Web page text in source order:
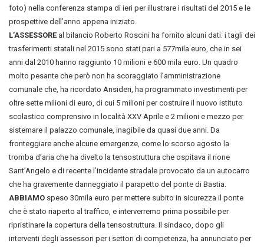
foto) nella conferenza stampa di ieri per illustrare i risultati del 2015 e le
prospettive dell’anno appena iniziato.
L’ASSESSOREal bilancio Roberto Roscini ha fornito alcuni dati: i tagli dei
trasferimenti statali nel 2015 sono stati pari a 577mila euro, che in sei
anni dal 2010 hanno raggiunto 10 milioni e 600 mila euro. Un quadro
molto pesante che però non ha scoraggiato l’amministrazione
comunale che, ha ricordato Ansideri, ha programmato investimenti per
oltre sette milioni di euro, di cui 5 milioni per costruire il nuovo istituto
scolastico comprensivo in località XXV Aprile e 2 milioni e mezzo per
sistemare il palazzo comunale, inagibile da quasi due anni. Da
fronteggiare anche alcune emergenze, come lo scorso agosto la
tromba d’aria che ha divelto la tensostruttura che ospitava il rione
Sant’Angelo e di recente l’incidente stradale provocato da un autocarro
che ha gravemente danneggiato il parapetto del ponte di Bastia.
ABBIAMO speso 30mila euro per mettere subito in sicurezza il ponte
che è stato riaperto al traffico, e interverremo prima possibile per
ripristinare la copertura della tensostruttura. Il sindaco, dopo gli
interventi degli assessori per i settori di competenza, ha annunciato per